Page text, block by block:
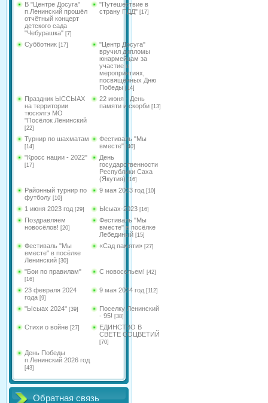
В "Центре Досуга"
п.Ленинский прошёл
отчётный концерт
детского сада
"Чебурашка" [7]
"Путешествие в
страну ПДД" [17]
Субботник [17]
"Центр Досуга"
вручил дипломы
юнармейцам за
участие в
мероприятиях,
посвящённых Дню
Победы [14]
Праздник ЫССЫАХ
на территории
тюсюлгэ МО
"Посёлок Ленинский
[22]
22 июня - День
памяти и скорби [13]
Турнир по шахматам
[14]
Фестиваль "Мы
вместе" [40]
"Кросс нации - 2022"
[17]
День
государственности
Республики Саха
(Якутия) [16]
Районный турнир по
футболу [10]
9 мая 2023 год [10]
1 июня 2023 год [29] Ысыах-2023 [16]
Поздравляем
новосёлов! [20]
Фестиваль "Мы
вместе" в посёлке
Лебединый [15]
Фестиваль "Мы
вместе" в посёлке
Ленинский [30]
«Сад памяти» [27]
"Бои по правилам"
[16]
С новосельем! [42]
23 февраля 2024
года [9]
9 мая 2024 год [112]
"Ысыах 2024" [39]
Поселку Ленинский
- 95! [38]
Стихи о войне [27]
ЕДИНСТВО В
СВЕТЕ СОЦВЕТИЙ
[70]
День Победы
п.Ленинский 2026 год
[43]
Обратная связь